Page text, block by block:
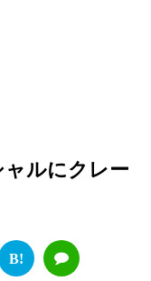
ルにクレー
B!